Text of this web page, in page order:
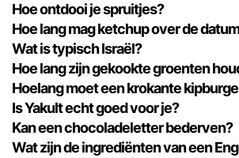
Hoe ontdooi je spruitjes?
Hoe lang mag ketchup over de
Wat is typisch Israël?
Hoe lang zijn gekookte groenten
Hoelang moet een krokante
Is Yakult echt goed voor je?
Kan een chocoladeletter bederven?
Wat zijn de ingrediënten van een